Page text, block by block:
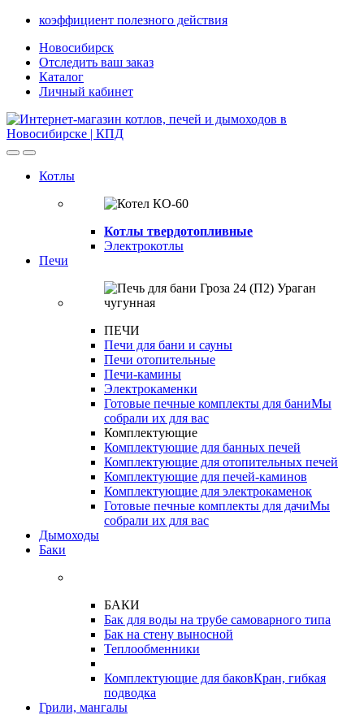
Skip
navigation
Skip
content
коэффициент полезного действия
Новосибирск
Отследить ваш заказ
Каталог
Личный кабинет
OpenClose
Котлы
Котлы твердотопливные
Электрокотлы
Печи
ПЕЧИ
Печи для бани и сауны
Печи отопительные
Печи-камины
Электрокаменки
Готовые печные комплекты для баниМы
собрали их для вас
Комплектующие
Комплектующие для банных печей
Комплектующие для отопительных печей
Комплектующие для печей-каминов
Комплектующие для электрокаменок
Готовые печные комплекты для дачиМы
собрали их для вас
Дымоходы
Баки
БАКИ
Бак для воды на трубе самоварного типа
Бак на стену выносной
Теплообменники
Комплектующие для баковКран, гибкая
подводка
Грили, мангалы